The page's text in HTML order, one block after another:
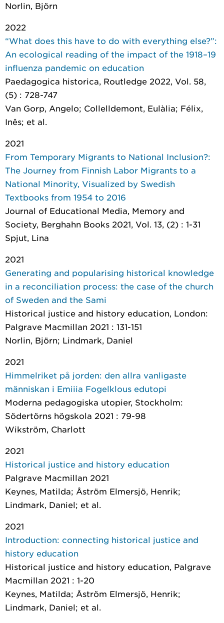
Norlin, Björn
2022
“What does this have to do with everything else?”:
An ecological reading of the impact of the 1918–19
influenza pandemic on education
Paedagogica historica, Routledge 2022, Vol. 58,
(5) : 728-747
Van Gorp, Angelo; Collelldemont, Eulàlia; Félix,
Inês; et al.
2021
From Temporary Migrants to National Inclusion?:
The Journey from Finnish Labor Migrants to a
National Minority, Visualized by Swedish
Textbooks from 1954 to 2016
Journal of Educational Media, Memory and
Society, Berghahn Books 2021, Vol. 13, (2) : 1-31
Spjut, Lina
2021
Generating and popularising historical knowledge
in a reconciliation process: the case of the church
of Sweden and the Sami
Historical justice and history education, London:
Palgrave Macmillan 2021 : 131-151
Norlin, Björn; Lindmark, Daniel
2021
Himmelriket på jorden: den allra vanligaste
människan i Emiiia Fogelklous edutopi
Moderna pedagogiska utopier, Stockholm:
Södertörns högskola 2021 : 79-98
Wikström, Charlott
2021
Historical justice and history education
Palgrave Macmillan 2021
Keynes, Matilda; Åström Elmersjö, Henrik;
Lindmark, Daniel; et al.
2021
Introduction: connecting historical justice and
history education
Historical justice and history education, Palgrave
Macmillan 2021 : 1-20
Keynes, Matilda; Åström Elmersjö, Henrik;
Lindmark, Daniel; et al.